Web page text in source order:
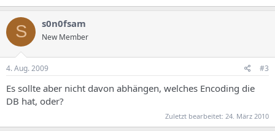
S s0n0fsam
New Member
4. Aug. 2009 #3
Es sollte aber nicht davon abhängen, welches Encoding die
DB hat, oder?
Zuletzt bearbeitet: 24. März 2010